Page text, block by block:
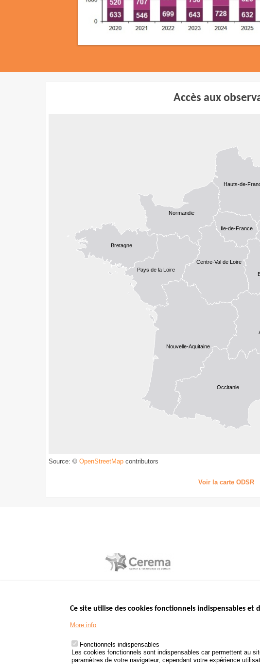
Accès aux
Source: © OpenStreetMap contributors
Voir la carte ODSR
www.legifrance.gouv.fr
www.service-public.fr
Ce site utilise des cookies fonctionnels indispensables et
More info
Fonctionnels indispensables
Les cookies fonctionnels sont indispensables car permettent au
paramètres de votre navigateur, cependant votre expérience